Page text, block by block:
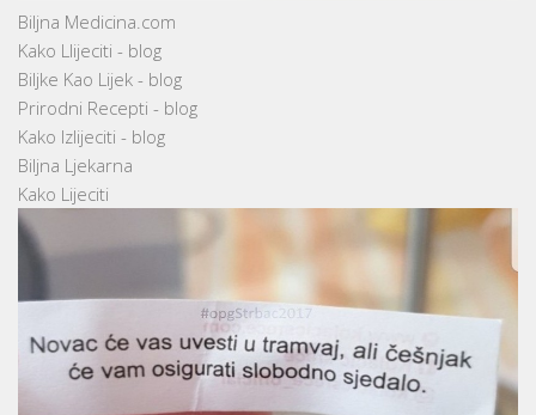
Biljna Medicina.com
Kako Llijeciti - blog
Biljke Kao Lijek - blog
Prirodni Recepti - blog
Kako Izlijeciti - blog
Biljna Ljekarna
Kako Lijeciti